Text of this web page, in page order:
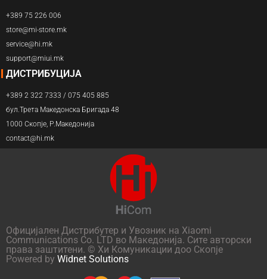
+389 75 226 006
store@mi-store.mk
service@hi.mk
support@miui.mk
ДИСТРИБУЦИЈА
+389 2 322 7333 / 075 405 885
бул.Трета Македонска Бригада 48
1000 Скопје, Р.Македонија
contact@hi.mk
Официјален Дистрибутер и Увозник на Xiaomi
Communications Co. LTD во Македонија. Сите авторски
права заштитени. © Хи Комуникации доо Скопје
Powered by Widnet Solutions